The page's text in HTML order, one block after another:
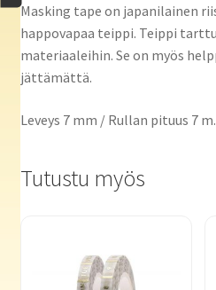
Masking tape on japanilainen
happovapaa teippi. Teippi
materiaaleihin. Se on myös
jättämättä.
Leveys 7 mm / Rullan pituus 7 m.
Tutustu myös